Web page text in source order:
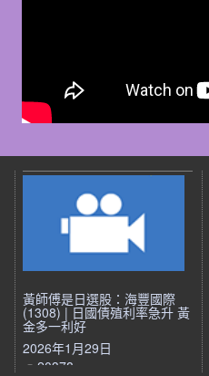
黃師傅是日選股：海豐國際
(1308) | 日國債殖利率急升 黃
金多一利好
2026年1月29日
20378